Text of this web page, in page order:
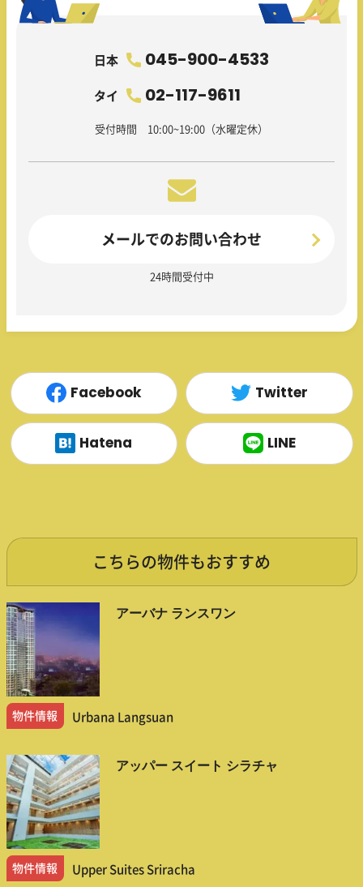
日本 045-900-4533
タイ 02-117-9611
受付時間 10:00~19:00（水曜定休）
メールでのお問い合わせ
24時間受付中
Facebook Twitter
Hatena LINE
こちらの物件もおすすめ
アーバナ ランスワン
物件情報 Urbana Langsuan
アッパー スイート シラチャ
物件情報 Upper Suites Sriracha